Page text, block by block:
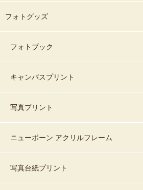
フォトグッズ
フォトブック
キャンバスプリント
写真プリント
ニューボーン アクリルフレーム
写真台紙プリント